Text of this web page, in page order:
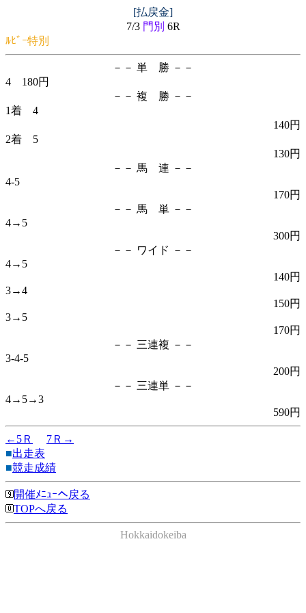
[払戻金]
7/3 門別 6R
ﾙﾋﾞｰ特別
－－ 単 勝 －－
4 180円
－－ 複 勝 －－
1着 4
140円
2着 5
130円
－－ 馬 連 －－
4-5
170円
－－ 馬 単 －－
4→5
300円
－－ ワイド －－
4→5
140円
3→4
150円
3→5
170円
－－ 三連複 －－
3-4-5
200円
－－ 三連単 －－
4→5→3
590円
←5Ｒ
7Ｒ→
■出走表
■競走成績
開催ﾒﾆｭｰへ戻る
TOPへ戻る
Hokkaidokeiba